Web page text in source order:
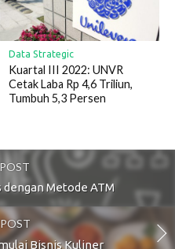
Data Strategic
Kuartal III 2022: UNVR
Cetak Laba Rp 4,6 Triliun,
Tumbuh 5,3 Persen
dengan Metode ATM
Bisnis Kuliner